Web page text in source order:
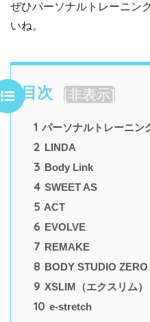
ぜひパーソナルトレーニン
いね。
目次 [非表示]
1 パーソナルトレーニン
2 LINDA
3 Body Link
4 SWEET AS
5 ACT
6 EVOLVE
7 REMAKE
8 BODY STUDIO ZERO
9 XSLIM（エクスリム）
10 e-stretch